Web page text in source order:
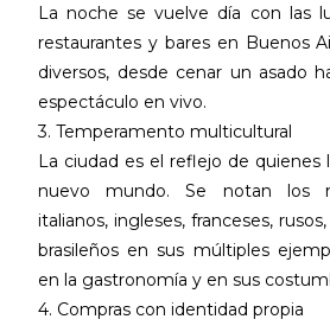
La noche se vuelve día con las
restaurantes y bares en Buenos
diversos, desde cenar un asado
espectáculo en vivo.
3. Temperamento multicultural
La ciudad es el reflejo de quienes
nuevo mundo. Se notan los
italianos, ingleses, franceses,
brasileños en sus múltiples
en la gastronomía y en sus
4. Compras con identidad propia